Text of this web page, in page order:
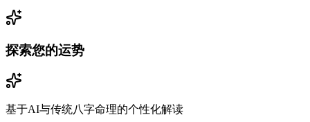
探索您的运势
基于AI与传统八字命理的个性化解读